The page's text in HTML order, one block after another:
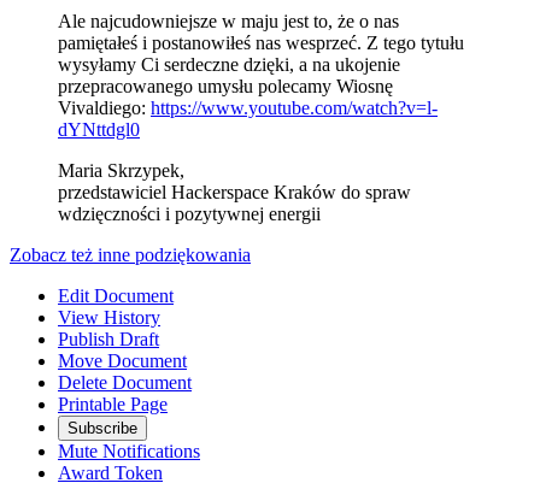
Ale najcudowniejsze w maju jest to, że o nas
pamiętałeś i postanowiłeś nas wesprzeć. Z tego tytułu
wysyłamy Ci serdeczne dzięki, a na ukojenie
przepracowanego umysłu polecamy Wiosnę
Vivaldiego: https://www.youtube.com/watch?v=l-
dYNttdgl0
Maria Skrzypek,
przedstawiciel Hackerspace Kraków do spraw
wdzięczności i pozytywnej energii
Zobacz też inne podziękowania
Edit Document
View History
Publish Draft
Move Document
Delete Document
Printable Page
Subscribe
Mute Notifications
Award Token